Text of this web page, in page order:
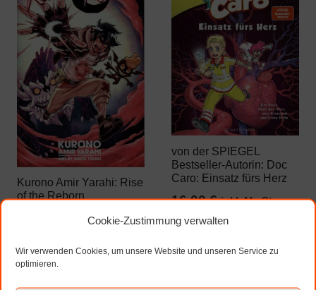
Cookie-Zustimmung verwalten
Wir verwenden Cookies, um unsere Website und unseren Service zu
optimieren.
Kurono Amir Yarahi: Rise
of the Reborn
inkl. MwSt.
zzgl. Versandkosten
In den
von der SPIEGEL
Bestseller-Autorin: Doc
Caro: Einsatz fürs Herz
16,00€ inkl. MwSt.
In den